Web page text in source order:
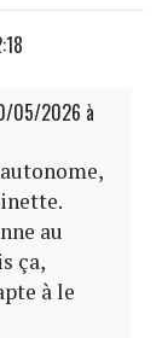
05/2026 à
au
ça,
à le